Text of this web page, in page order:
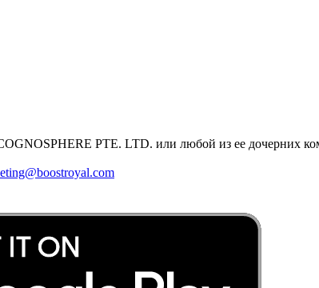
PTE. LTD. или любой из ее дочерних